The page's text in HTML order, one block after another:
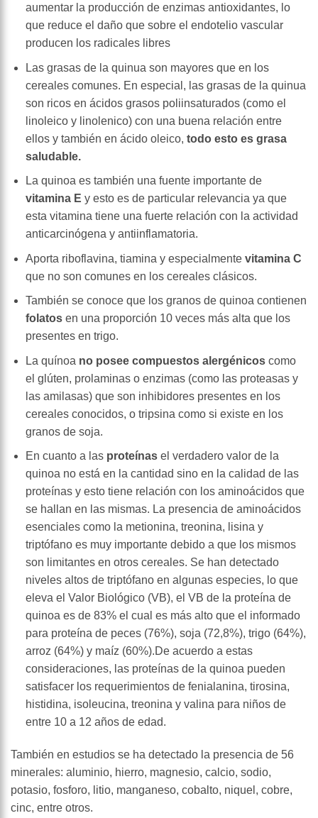
aumentar la producción de enzimas antioxidantes, lo
que reduce el daño que sobre el endotelio vascular
producen los radicales libres
Las grasas de la quinua son mayores que en los
cereales comunes. En especial, las grasas de la quinua
son ricos en ácidos grasos poliinsaturados (como el
linoleico y linolenico) con una buena relación entre
ellos y también en ácido oleico, todo esto es grasa
saludable.
La quinoa es también una fuente importante de
vitamina E y esto es de particular relevancia ya que
esta vitamina tiene una fuerte relación con la actividad
anticarcinógena y antiinflamatoria.
Aporta riboflavina, tiamina y especialmente vitamina C
que no son comunes en los cereales clásicos.
También se conoce que los granos de quinoa contienen
folatosen una proporción 10 veces más alta que los
presentes en trigo.
La quínoa no posee compuestos alergénicoscomo
el glúten, prolaminas o enzimas (como las proteasas y
las amilasas) que son inhibidores presentes en los
cereales conocidos, o tripsina como si existe en los
granos de soja.
En cuanto a las proteínasel verdadero valor de la
quinoa no está en la cantidad sino en la calidad de las
proteínas y esto tiene relación con los aminoácidos que
se hallan en las mismas. La presencia de aminoácidos
esenciales como la metionina, treonina, lisina y
triptófano es muy importante debido a que los mismos
son limitantes en otros cereales. Se han detectado
niveles altos de triptófano en algunas especies, lo que
eleva el Valor Biológico (VB), el VB de la proteína de
quinoa es de 83% el cual es más alto que el informado
para proteína de peces (76%), soja (72,8%), trigo (64%),
arroz (64%) y maíz (60%).De acuerdo a estas
consideraciones, las proteínas de la quinoa pueden
satisfacer los requerimientos de fenialanina, tirosina,
histidina, isoleucina, treonina y valina para niños de
entre 10 a 12 años de edad.
También en estudios se ha detectado la presencia de 56
minerales: aluminio, hierro, magnesio, calcio, sodio,
potasio, fosforo, litio, manganeso, cobalto, niquel, cobre,
cinc, entre otros.